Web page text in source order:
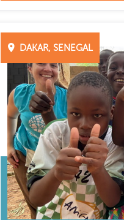
DAKAR, SENEGAL